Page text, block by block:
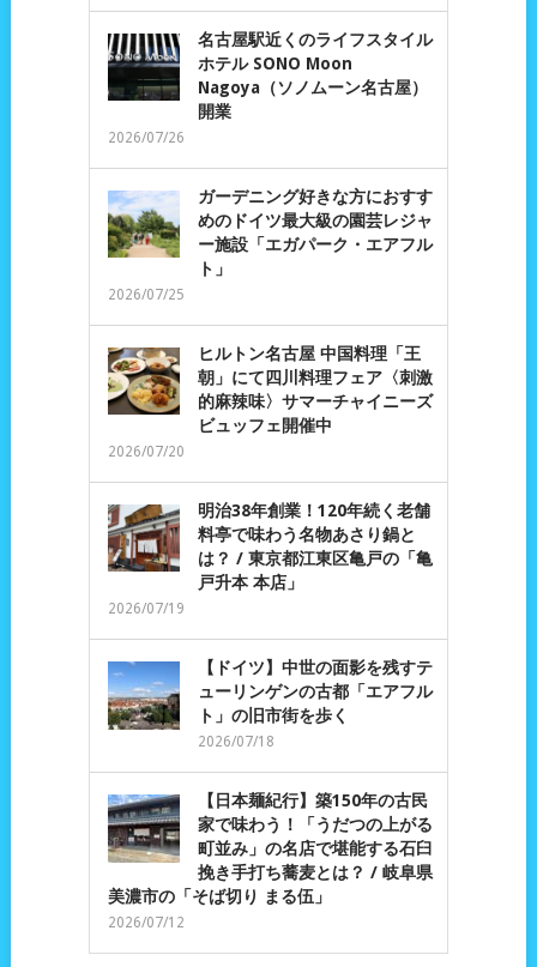
名古屋駅近くのライフスタイル
ホテル SONO Moon
Nagoya（ソノムーン名古屋）
開業
2026/07/26
ガーデニング好きな方におすす
めのドイツ最大級の園芸レジャ
ー施設「エガパーク・エアフル
ト」
2026/07/25
ヒルトン名古屋 中国料理「王
朝」にて四川料理フェア〈刺激
的麻辣味〉サマーチャイニーズ
ビュッフェ開催中
2026/07/20
明治38年創業！120年続く老舗
料亭で味わう名物あさり鍋と
は？ / 東京都江東区亀戸の「亀
戸升本 本店」
2026/07/19
【ドイツ】中世の面影を残すテ
ューリンゲンの古都「エアフル
ト」の旧市街を歩く
2026/07/18
【日本麺紀行】築150年の古民
家で味わう！「うだつの上がる
町並み」の名店で堪能する石臼
挽き手打ち蕎麦とは？ / 岐阜県
美濃市の「そば切り まる伍」
2026/07/12